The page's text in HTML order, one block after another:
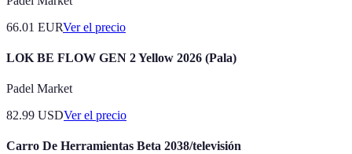
66.01 EURVer el precio
LOK BE FLOW GEN 2 Yellow 2026 (Pala)
Padel Market
82.99 USDVer el precio
Carro De Herramientas Beta 2038/televisión